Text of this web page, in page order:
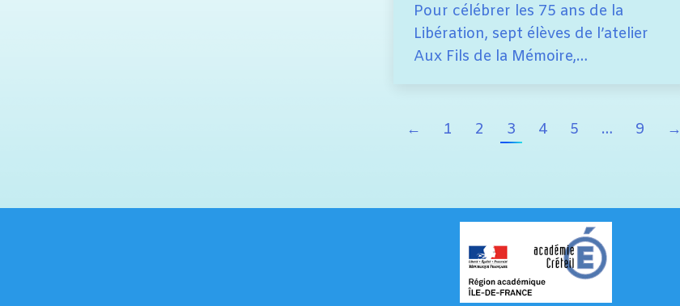
Pour célébrer les 75 ans de la
Libération, sept élèves de l’atelier
Aux Fils de la Mémoire,…
← 1 2 3 4 5 … 9 →